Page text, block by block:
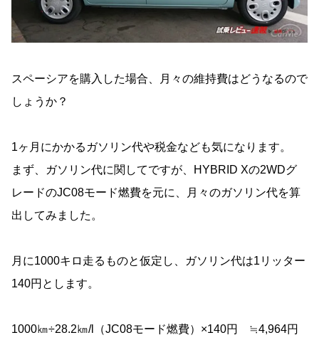
スペーシアを購入した場合、月々の維持費はどうなるので
しょうか？
1ヶ月にかかるガソリン代や税金なども気になります。
まず、ガソリン代に関してですが、HYBRID Xの2WDグ
レードのJC08モード燃費を元に、月々のガソリン代を算
出してみました。
月に1000キロ走るものと仮定し、ガソリン代は1リッター
140円とします。
1000㎞÷28.2㎞/l（JC08モード燃費）×140円 ≒4,964円